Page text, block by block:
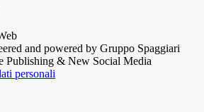
and powered by Gruppo Spaggiari
Publishing & New Social Media
personali